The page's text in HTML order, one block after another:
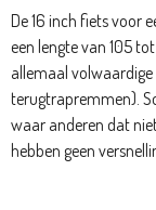
De 16 inch fiets voor
een lengte van 105
allemaal
terugtrapremmen).
waar anderen dat
hebben geen